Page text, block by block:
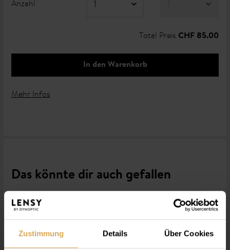
Zustimmung Details Über Cookies
Anzahl
Total Preis CHF 85.00
In den Warenkorb
Mehr Infos
Das könnte dir auch gefallen